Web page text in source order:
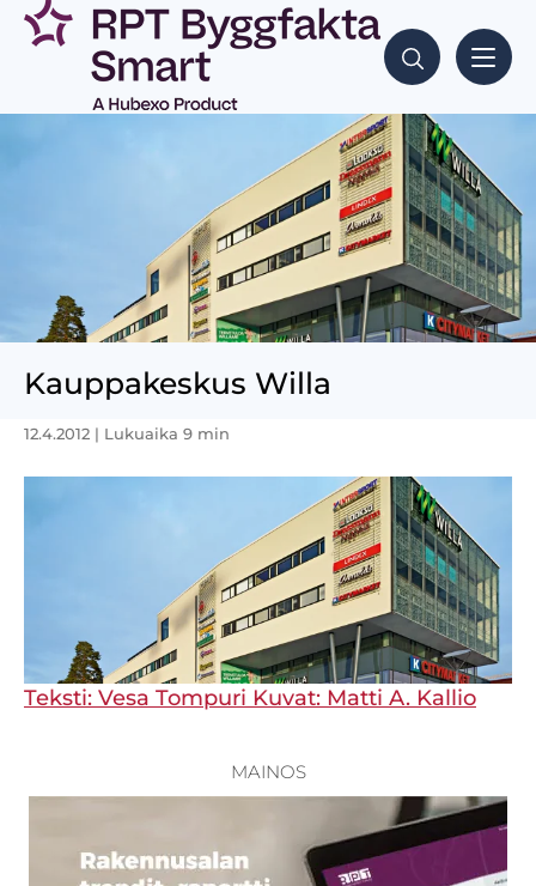
Kauppakeskus Willa
12.4.2012 | Lukuaika 9 min
Teksti: Vesa Tompuri Kuvat: Matti A. Kallio